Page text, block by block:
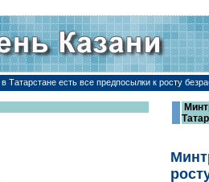
Татарстане есть все предпосылки к росту